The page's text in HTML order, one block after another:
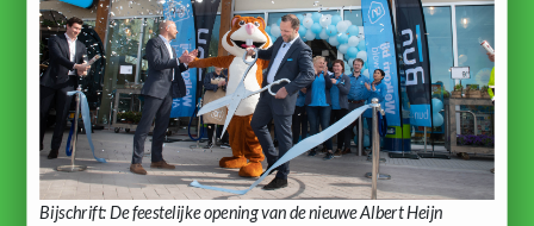
Bijschrift: De feestelijke opening van de nieuwe Albert Heijn